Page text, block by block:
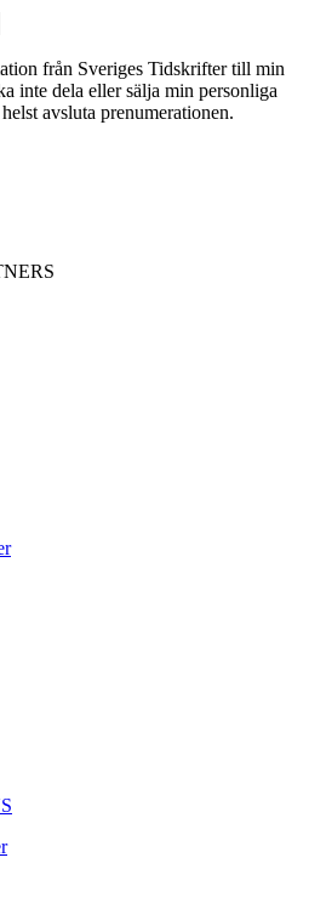
från Sveriges Tidskrifter till min
inte dela eller sälja min personliga
avsluta prenumerationen.